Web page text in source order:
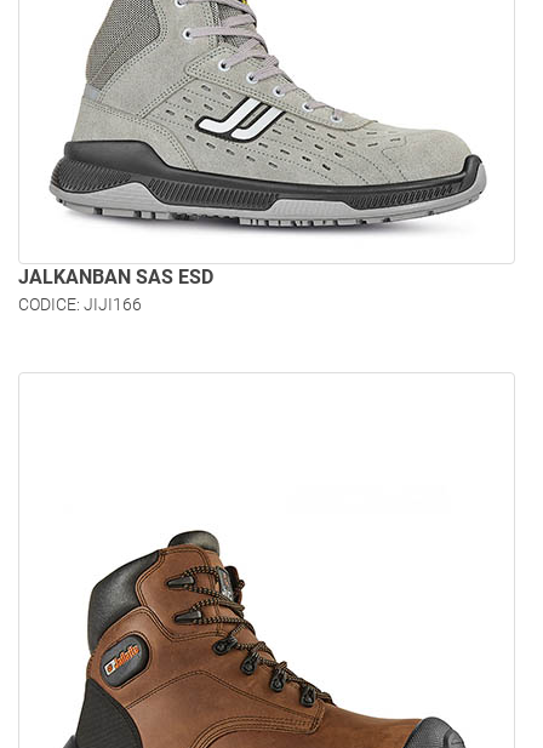
JALKANBAN SAS ESD
CODICE: JIJI166